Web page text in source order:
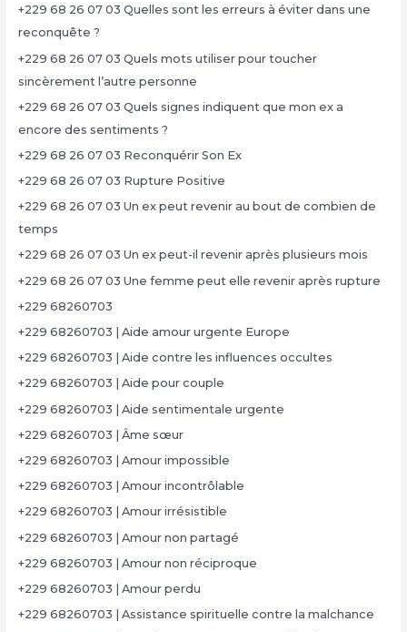
+229 68 26 07 03 Quelles sont les erreurs à éviter dans une
reconquête ?
+229 68 26 07 03 Quels mots utiliser pour toucher
sincèrement l’autre personne
+229 68 26 07 03 Quels signes indiquent que mon ex a
encore des sentiments ?
+229 68 26 07 03 Reconquérir Son Ex
+229 68 26 07 03 Rupture Positive
+229 68 26 07 03 Un ex peut revenir au bout de combien de
temps
+229 68 26 07 03 Un ex peut-il revenir après plusieurs mois
+229 68 26 07 03 Une femme peut elle revenir après rupture
+229 68260703
+229 68260703 | Aide amour urgente Europe
+229 68260703 | Aide contre les influences occultes
+229 68260703 | Aide pour couple
+229 68260703 | Aide sentimentale urgente
+229 68260703 | Âme sœur
+229 68260703 | Amour impossible
+229 68260703 | Amour incontrôlable
+229 68260703 | Amour irrésistible
+229 68260703 | Amour non partagé
+229 68260703 | Amour non réciproque
+229 68260703 | Amour perdu
+229 68260703 | Assistance spirituelle contre la malchance